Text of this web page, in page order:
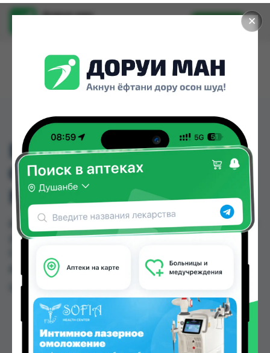
✕
Доруи ман
Установить
ВИИ БЕБИ ПУСТЫШКА
ОРТОДОНТИЧЕСКАЯ
№1 (833)
ВИИ БЕБИ ПУСТЫШКА ОРТОДОНТИЧЕСКАЯ №1
(833) можно купить или заказать в аптеках,
других городах Таджикистана
Цена: от